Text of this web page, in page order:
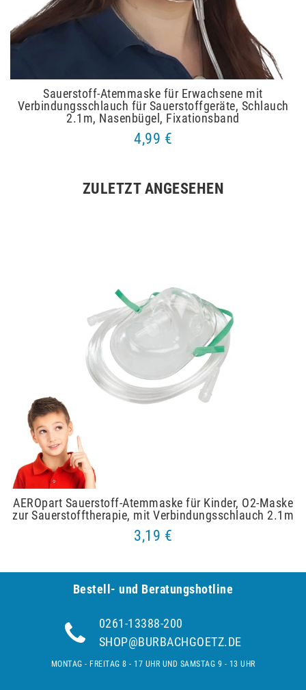
Sauerstoff-Atemmaske für Erwachsene mit
Verbindungsschlauch für Sauerstoffgeräte, Schlauch
2.1m, Nasenbügel, Fixationsband
4,99 €
ZULETZT ANGESEHEN
AEROpart Sauerstoff-Atemmaske für Kinder, O2-Maske
zur Sauerstofftherapie, mit Verbindungsschlauch 2.1m
3,19 €
Bestell- und Be­ra­tungs­hot­line
0261-13388-200
SHOP@BURBACHGOETZ.DE
MONTAG - FREITAG 8 - 17 UHR UND SAMSTAG 9 - 13 UHR